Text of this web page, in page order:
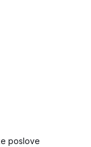
poslove